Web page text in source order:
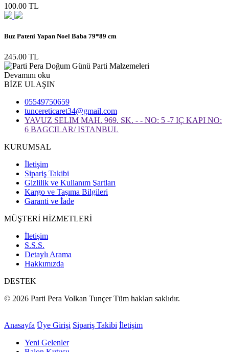
100.00 TL
Buz Pateni Yapan Noel Baba 79*89 cm
245.00 TL
Devamını oku
BİZE ULAŞIN
05549750659
tuncereticaret34@gmail.com
YAVUZ SELIM MAH. 969. SK. - - NO: 5 -7 IÇ KAPI NO:
6 BAGCILAR/ ISTANBUL
KURUMSAL
İletişim
Sipariş Takibi
Gizlilik ve Kullanım Şartları
Kargo ve Taşıma Bilgileri
Garanti ve İade
MÜŞTERİ HİZMETLERİ
İletişim
S.S.S.
Detaylı Arama
Hakkımızda
DESTEK
© 2026 Parti Pera Volkan Tunçer Tüm hakları saklıdır.
Anasayfa Üye Girişi Sipariş Takibi İletişim
Yeni Gelenler